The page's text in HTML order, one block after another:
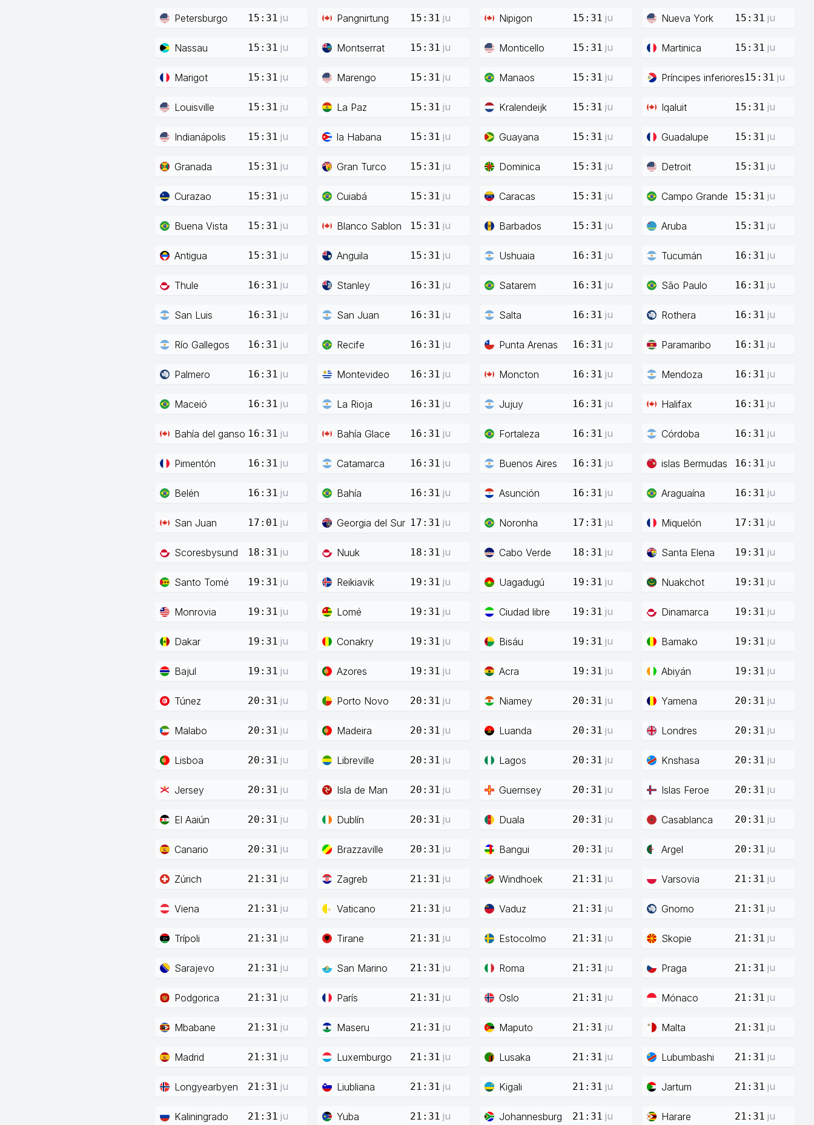
Petersburgo 15:31 ju Pangnirtung 15:31 ju Nipigon 15:31 ju Nueva York 15:31 ju
Nassau 15:31 ju Montserrat 15:31 ju Monticello 15:31 ju Martinica 15:31 ju
Marigot 15:31 ju Marengo 15:31 ju Manaos 15:31 ju Príncipes inferiores15:31 ju
Louisville 15:31 ju La Paz 15:31 ju Kralendeijk 15:31 ju Iqaluit 15:31 ju
Indianápolis 15:31 ju la Habana 15:31 ju Guayana 15:31 ju Guadalupe 15:31 ju
Granada 15:31 ju Gran Turco 15:31 ju Dominica 15:31 ju Detroit 15:31 ju
Curazao 15:31 ju Cuiabá 15:31 ju Caracas 15:31 ju Campo Grande 15:31 ju
Buena Vista 15:31 ju Blanco Sablon 15:31 ju Barbados 15:31 ju Aruba 15:31 ju
Antigua 15:31 ju Anguila 15:31 ju Ushuaia 16:31 ju Tucumán 16:31 ju
Thule 16:31 ju Stanley 16:31 ju Satarem 16:31 ju São Paulo 16:31 ju
San Luis 16:31 ju San Juan 16:31 ju Salta 16:31 ju Rothera 16:31 ju
Río Gallegos 16:31 ju Recife 16:31 ju Punta Arenas 16:31 ju Paramaribo 16:31 ju
Palmero 16:31 ju Montevideo 16:31 ju Moncton 16:31 ju Mendoza 16:31 ju
Maceió 16:31 ju La Rioja 16:31 ju Jujuy 16:31 ju Halifax 16:31 ju
Bahía del ganso 16:31 ju Bahía Glace 16:31 ju Fortaleza 16:31 ju Córdoba 16:31 ju
Pimentón 16:31 ju Catamarca 16:31 ju Buenos Aires 16:31 ju islas Bermudas 16:31 ju
Belén 16:31 ju Bahía 16:31 ju Asunción 16:31 ju Araguaína 16:31 ju
San Juan 17:01 ju Georgia del Sur 17:31 ju Noronha 17:31 ju Miquelón 17:31 ju
Scoresbysund 18:31 ju Nuuk 18:31 ju Cabo Verde 18:31 ju Santa Elena 19:31 ju
Santo Tomé 19:31 ju Reikiavik 19:31 ju Uagadugú 19:31 ju Nuakchot 19:31 ju
Monrovia 19:31 ju Lomé 19:31 ju Ciudad libre 19:31 ju Dinamarca 19:31 ju
Dakar 19:31 ju Conakry 19:31 ju Bisáu 19:31 ju Bamako 19:31 ju
Bajul 19:31 ju Azores 19:31 ju Acra 19:31 ju Abiyán 19:31 ju
Túnez 20:31 ju Porto Novo 20:31 ju Niamey 20:31 ju Yamena 20:31 ju
Malabo 20:31 ju Madeira 20:31 ju Luanda 20:31 ju Londres 20:31 ju
Lisboa 20:31 ju Libreville 20:31 ju Lagos 20:31 ju Knshasa 20:31 ju
Jersey 20:31 ju Isla de Man 20:31 ju Guernsey 20:31 ju Islas Feroe 20:31 ju
El Aaiún 20:31 ju Dublín 20:31 ju Duala 20:31 ju Casablanca 20:31 ju
Canario 20:31 ju Brazzaville 20:31 ju Bangui 20:31 ju Argel 20:31 ju
Zúrich 21:31 ju Zagreb 21:31 ju Windhoek 21:31 ju Varsovia 21:31 ju
Viena 21:31 ju Vaticano 21:31 ju Vaduz 21:31 ju Gnomo 21:31 ju
Trípoli 21:31 ju Tirane 21:31 ju Estocolmo 21:31 ju Skopie 21:31 ju
Sarajevo 21:31 ju San Marino 21:31 ju Roma 21:31 ju Praga 21:31 ju
Podgorica 21:31 ju París 21:31 ju Oslo 21:31 ju Mónaco 21:31 ju
Mbabane 21:31 ju Maseru 21:31 ju Maputo 21:31 ju Malta 21:31 ju
Madrid 21:31 ju Luxemburgo 21:31 ju Lusaka 21:31 ju Lubumbashi 21:31 ju
Longyearbyen 21:31 ju Liubliana 21:31 ju Kigali 21:31 ju Jartum 21:31 ju
Kaliningrado 21:31 ju Yuba 21:31 ju Johannesburg 21:31 ju Harare 21:31 ju